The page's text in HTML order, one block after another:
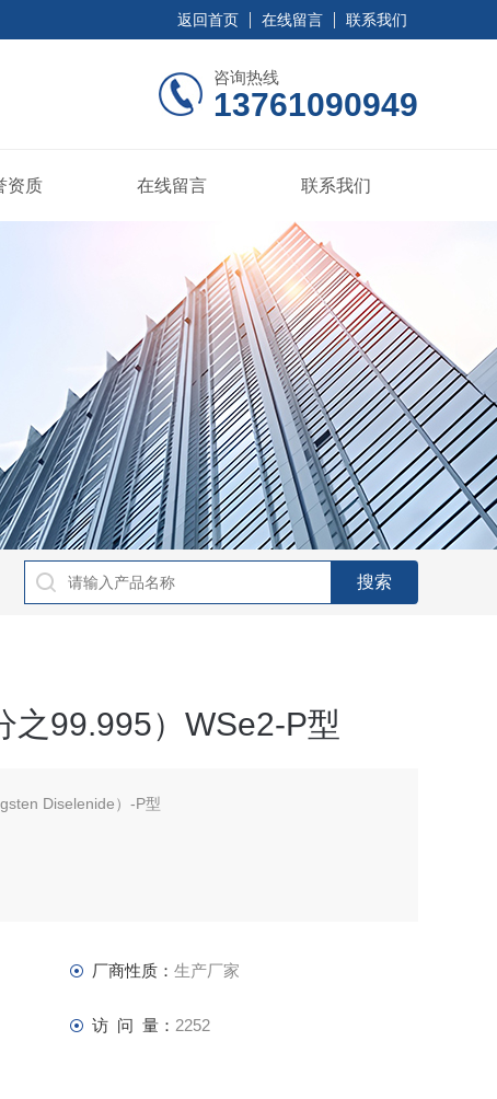
返回首页 在线留言 联系我们
咨询热线
13761090949
资质 在线留言 联系我们
之99.995）WSe2-P型
Diselenide）-P型
厂商性质： 生产厂家
访 问 量： 2252